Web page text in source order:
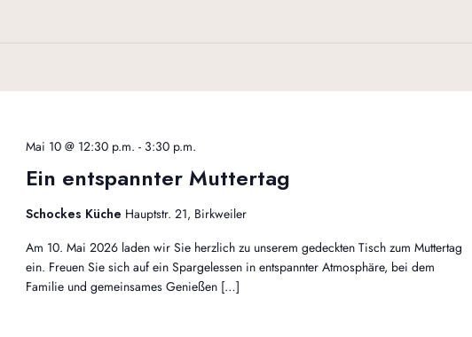
Ein entspannter Muttertag
Mai 10 @ 12:30 p.m. - 3:30 p.m.
Schockes Küche Hauptstr. 21, Birkweiler
Am 10. Mai 2026 laden wir Sie herzlich zu unserem gedeckten Tisch zum Muttertag
ein. Freuen Sie sich auf ein Spargelessen in entspannter Atmosphäre, bei dem
Familie und gemeinsames Genießen […]